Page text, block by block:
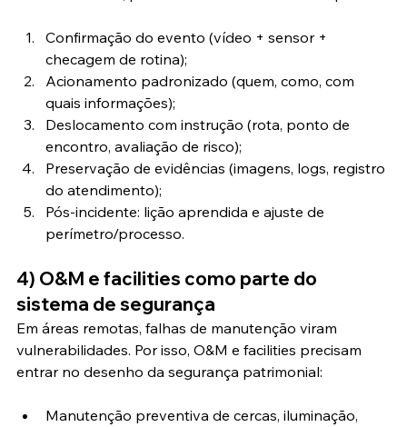
Confirmação do evento (vídeo + sensor +
checagem de rotina);
Acionamento padronizado (quem, como, com
quais informações);
Deslocamento com instrução (rota, ponto de
encontro, avaliação de risco);
Preservação de evidências (imagens, logs, registro
do atendimento);
Pós-incidente: lição aprendida e ajuste de
perímetro/processo.
4) O&M e facilities como parte do
sistema de segurança
Em áreas remotas, falhas de manutenção viram
vulnerabilidades. Por isso, O&M e facilities precisam
entrar no desenho da segurança patrimonial:
Manutenção preventiva de cercas, iluminação,